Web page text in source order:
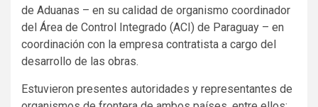
de Aduanas – en su calidad de organismo coordinador
del Área de Control Integrado (ACI) de Paraguay – en
coordinación con la empresa contratista a cargo del
desarrollo de las obras.
Estuvieron presentes autoridades y representantes de